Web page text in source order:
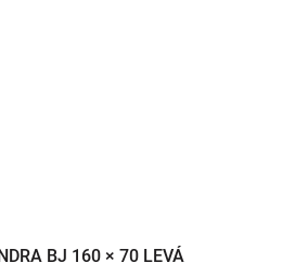
BJ 160 × 70 LEVÁ